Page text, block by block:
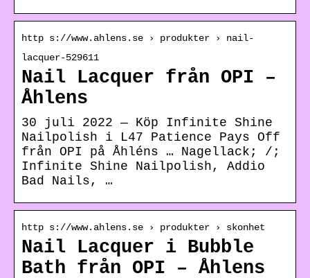
http s://www.ahlens.se › produkter › nail-
lacquer-529611
Nail Lacquer från OPI –
Åhlens
30 juli 2022 — Köp Infinite Shine
Nailpolish i L47 Patience Pays Off
från OPI på Åhléns … Nagellack; /;
Infinite Shine Nailpolish, Addio
Bad Nails, …
http s://www.ahlens.se › produkter › skonhet
Nail Lacquer i Bubble
Bath från OPI – Åhlens